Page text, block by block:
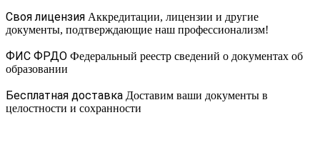
Своя лицензия Аккредитации, лицензии и другие
документы, подтверждающие наш профессионализм!
ФИС ФРДО Федеральный реестр сведений о документах об
образовании
Бесплатная доставка Доставим ваши документы в
целостности и сохранности